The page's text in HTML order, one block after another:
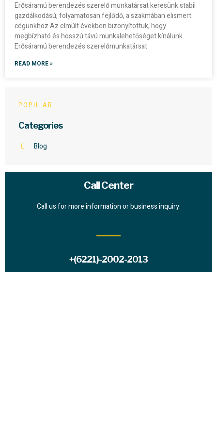
Erősáramú berendezés szerelő munkatársat keresünk stabil
gazdálkodású, folyamatosan fejlődő, a szakmában elismert
cégünkhöz.Az elmúlt években bizonyítottuk, hogy
megbízható és hosszú távú munkalehetőséget kínálunk.
Erősáramú berendezés szerelőmunkatársat
READ MORE »
POPULAR
Categories
Blog
Call Center
Call us for more information or business inquiry.
+(6221)-2002-2013